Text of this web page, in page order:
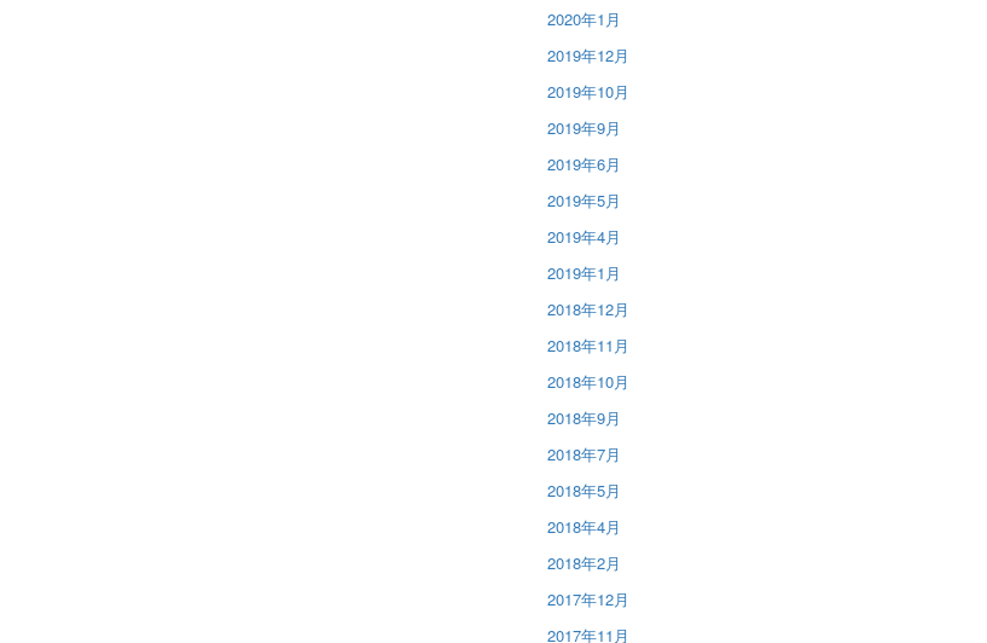
2020年1月
2019年12月
2019年10月
2019年9月
2019年6月
2019年5月
2019年4月
2019年1月
2018年12月
2018年11月
2018年10月
2018年9月
2018年7月
2018年5月
2018年4月
2018年2月
2017年12月
2017年11月